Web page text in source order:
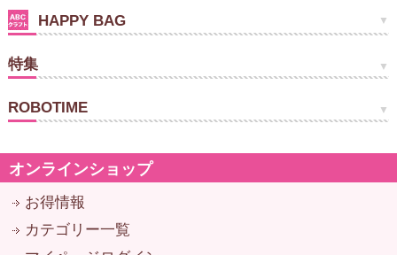
HAPPY BAG
特集
ROBOTIME
オンラインショップ
お得情報
カテゴリー一覧